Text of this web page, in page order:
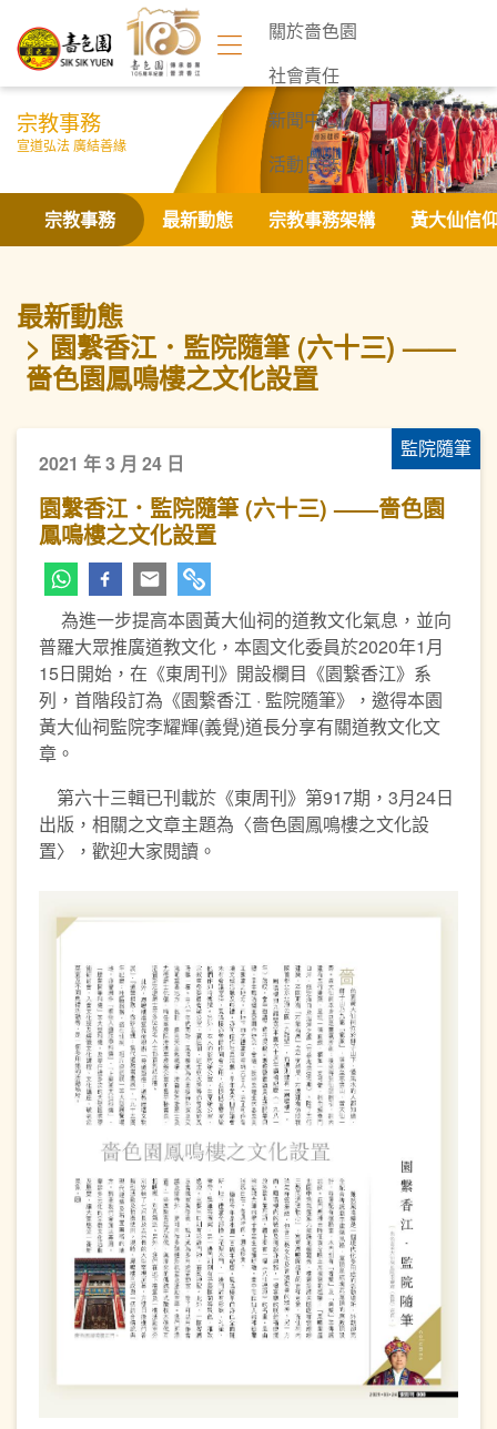
關於嗇色園
社會責任
新聞中心
活動日誌
聯絡我們
宗教事務
宣道弘法 廣結善緣
宗教事務 最新動態 宗教事務架構 黃大仙信
最新動態
園繫香江．監院隨筆 (六十三) ——
嗇色園鳳鳴樓之文化設置
監院隨筆
2021 年 3 月 24 日
園繫香江．監院隨筆 (六十三) ——嗇色園
鳳鳴樓之文化設置
為進一步提高本園黃大仙祠的道教文化氣息，並向
普羅大眾推廣道教文化，本園文化委員於2020年1月
15日開始，在《東周刊》開設欄目《園繋香江》系
列，首階段訂為《園繋香江 · 監院隨筆》，邀得本園
黃大仙祠監院李耀輝(義覺)道長分享有關道教文化文
章。
第六十三輯已刊載於《東周刊》第917期，3月24日
出版，相關之文章主題為〈嗇色園鳳鳴樓之文化設
置〉，歡迎大家閱讀。